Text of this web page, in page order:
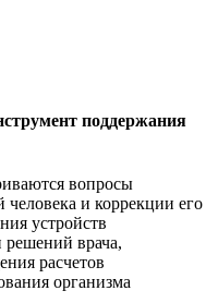
поддержания
вопросы
человека и коррекции его
устройств
врача,
расчетов
организма